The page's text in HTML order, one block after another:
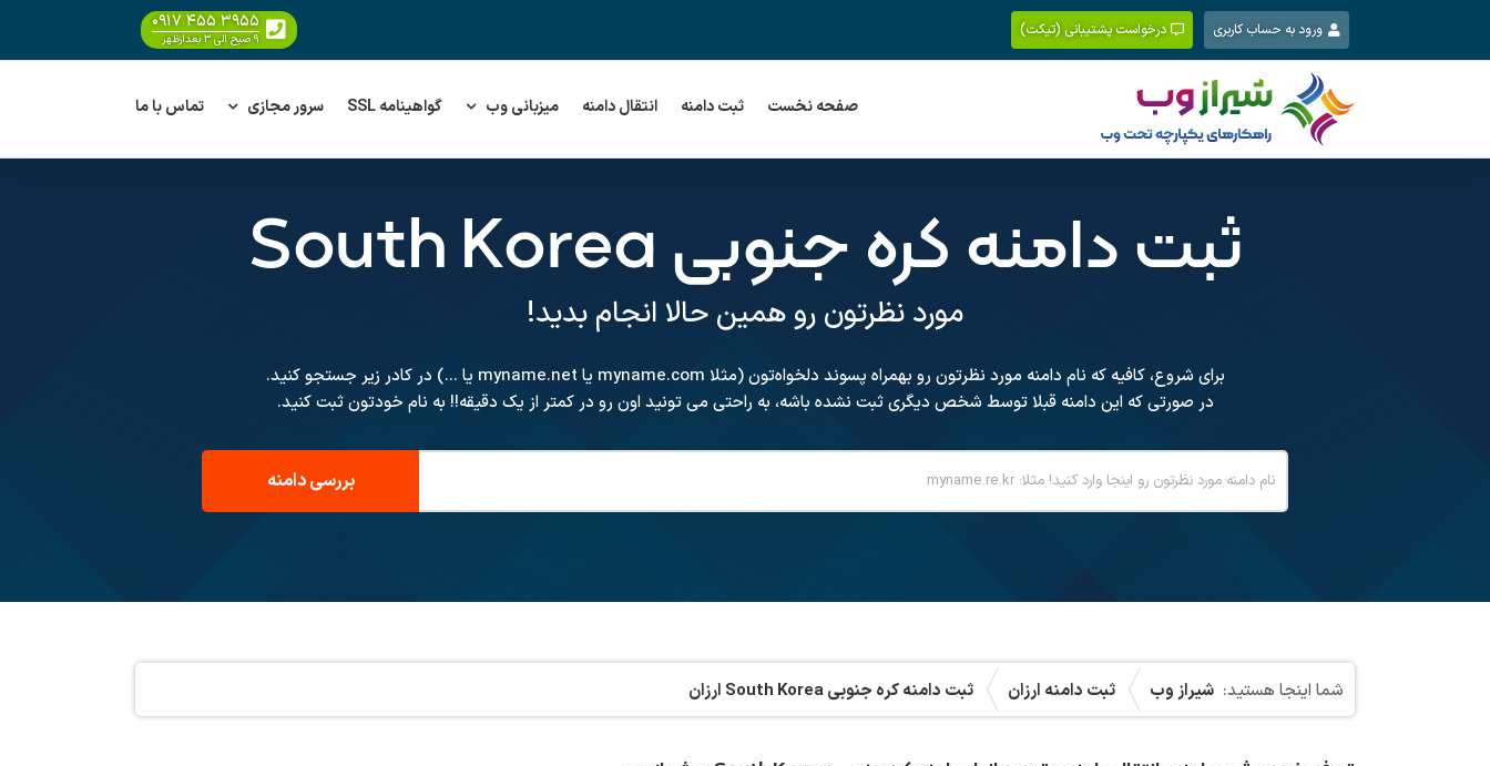
content
ورود به حساب کاربری درخواست پشتیبانی (تیکت) ۰۹۱۷ ۴۵۵ ۳۹۵۵
۹ صبح الی ۳ بعدازظهر
صفحه نخست ثبت دامنه انتقال دامنه میزبانی وب گواهینامه SSL سرور مجازی تماس با ما
ثبت دامنه کره جنوبی South Korea
مورد نظرتون رو همین حالا انجام بدید!
برای شروع، کافیه که نام دامنه مورد نظرتون رو بهمراه پسوند دلخواه‌تون (مثلا myname.com یا myname.net یا ...) در کادر زیر جستجو کنید.
در صورتی که این دامنه قبلا توسط شخص دیگری ثبت نشده باشه، به راحتی می تونید اون رو در کمتر از یک دقیقه!! به نام خودتون ثبت کنید.
شیراز وب ثبت دامنه ارزان ثبت دامنه کره جنوبی South Korea ارزان